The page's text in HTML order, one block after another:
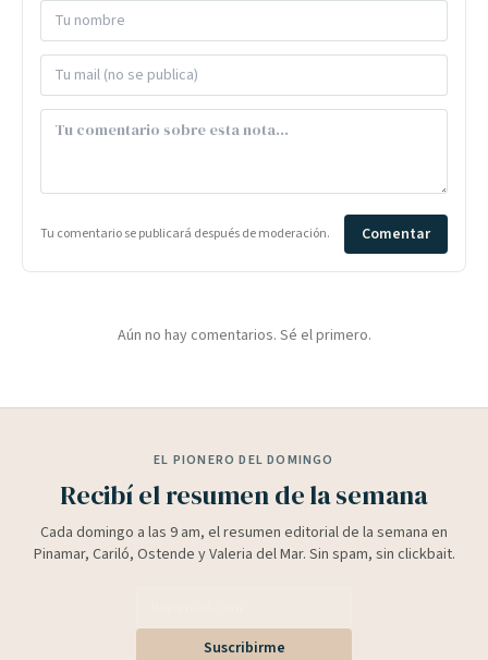
Tu comentario se publicará después de moderación. Comentar
Aún no hay comentarios. Sé el primero.
EL PIONERO DEL DOMINGO
Recibí el resumen de la semana
Cada domingo a las 9 am, el resumen editorial de la semana en
Pinamar, Cariló, Ostende y Valeria del Mar. Sin spam, sin clickbait.
Suscribirme